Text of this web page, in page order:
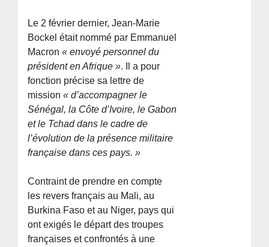
Le 2 février dernier, Jean-Marie
Bockel était nommé par Emmanuel
Macron« envoyé personnel du
président en Afrique ». Il a pour
fonction précise sa lettre de
mission« d’accompagner le
Sénégal, la Côte d’Ivoire, le Gabon
et le Tchad dans le cadre de
l’évolution de la présence militaire
française dans ces pays. »
Contraint de prendre en compte
les revers français au Mali, au
Burkina Faso et au Niger, pays qui
ont exigés le départ des troupes
françaises et confrontés à une